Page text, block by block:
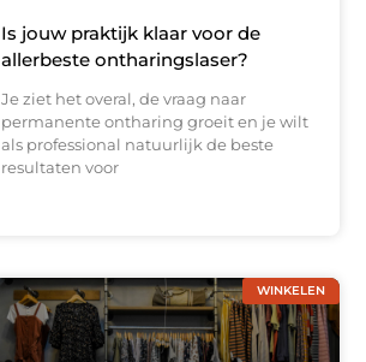
Is jouw praktijk klaar voor de
allerbeste ontharingslaser?
Je ziet het overal, de vraag naar
permanente ontharing groeit en je wilt
als professional natuurlijk de beste
resultaten voor
WINKELEN